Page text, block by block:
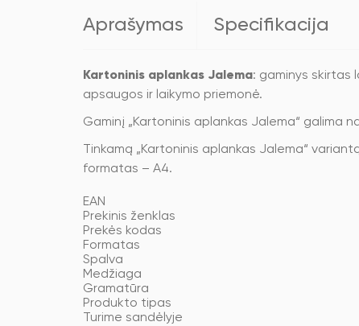
Aprašymas Specifikacija
Kartoninis aplankas Jalema: gaminys skirtas
apsaugos ir laikymo priemonė.
Gaminį „Kartoninis aplankas Jalema“ galima
Tinkamą „Kartoninis aplankas Jalema“
formatas – A4.
EAN
Prekinis ženklas
Prekės kodas
Formatas
Spalva
Medžiaga
Gramatūra
Produkto tipas
Turime sandėlyje